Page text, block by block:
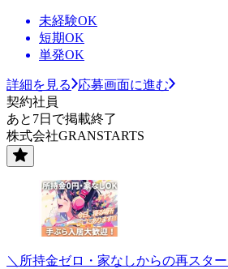
未経験OK
短期OK
単発OK
詳細を見る
応募画面に進む
契約社員
あと7日で掲載終了
株式会社GRANSTARTS
＼所持金ゼロ・家なしからの再スタ